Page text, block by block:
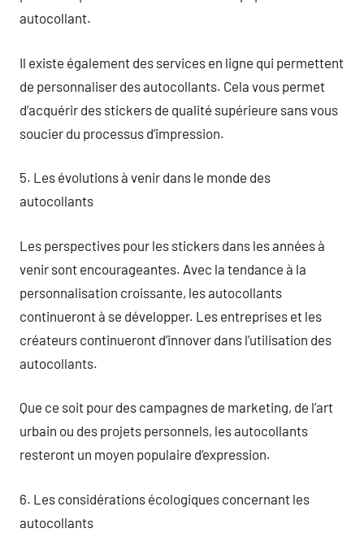
autocollant.
Il existe également des services en ligne qui permettent
de personnaliser des autocollants. Cela vous permet
d’acquérir des stickers de qualité supérieure sans vous
soucier du processus d’impression.
5. Les évolutions à venir dans le monde des
autocollants
Les perspectives pour les stickers dans les années à
venir sont encourageantes. Avec la tendance à la
personnalisation croissante, les autocollants
continueront à se développer. Les entreprises et les
créateurs continueront d’innover dans l’utilisation des
autocollants.
Que ce soit pour des campagnes de marketing, de l’art
urbain ou des projets personnels, les autocollants
resteront un moyen populaire d’expression.
6. Les considérations écologiques concernant les
autocollants